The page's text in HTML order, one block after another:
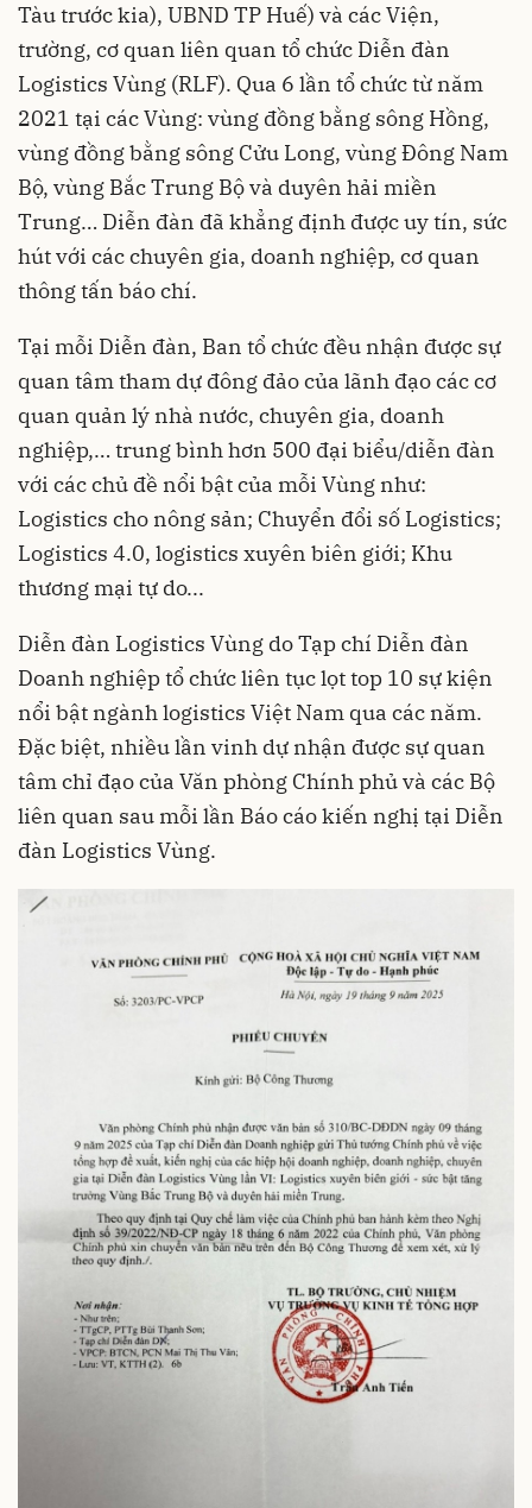
Tàu trước kia), UBND TP Huế) và các Viện,
trường, cơ quan liên quan tổ chức Diễn đàn
Logistics Vùng (RLF). Qua 6 lần tổ chức từ năm
2021 tại các Vùng: vùng đồng bằng sông Hồng,
vùng đồng bằng sông Cửu Long, vùng Đông Nam
Bộ, vùng Bắc Trung Bộ và duyên hải miền
Trung… Diễn đàn đã khẳng định được uy tín, sức
hút với các chuyên gia, doanh nghiệp, cơ quan
thông tấn báo chí.
Tại mỗi Diễn đàn, Ban tổ chức đều nhận được sự
quan tâm tham dự đông đảo của lãnh đạo các cơ
quan quản lý nhà nước, chuyên gia, doanh
nghiệp,… trung bình hơn 500 đại biểu/diễn đàn
với các chủ đề nổi bật của mỗi Vùng như:
Logistics cho nông sản; Chuyển đổi số Logistics;
Logistics 4.0, logistics xuyên biên giới; Khu
thương mại tự do...
Diễn đàn Logistics Vùng do Tạp chí Diễn đàn
Doanh nghiệp tổ chức liên tục lọt top 10 sự kiện
nổi bật ngành logistics Việt Nam qua các năm.
Đặc biệt, nhiều lần vinh dự nhận được sự quan
tâm chỉ đạo của Văn phòng Chính phủ và các Bộ
liên quan sau mỗi lần Báo cáo kiến nghị tại Diễn
đàn Logistics Vùng.